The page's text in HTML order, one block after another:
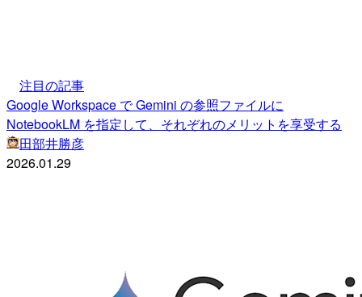
注目の記事
Google Workspace で Gemini の参照ファイルに
NotebookLM を指定して、それぞれのメリットを享受する
田部井勝彦
2026.01.29